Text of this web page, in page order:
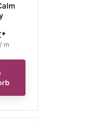
Preis
41,14 €*
Warenkorb
m